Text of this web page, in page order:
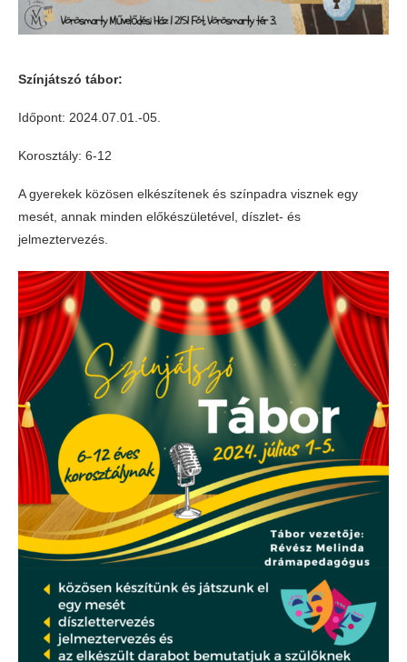
Színjátszó tábor:
Időpont: 2024.07.01.-05.
Korosztály: 6-12
A gyerekek közösen elkészítenek és színpadra visznek egy
mesét, annak minden előkészületével, díszlet- és
jelmeztervezés.